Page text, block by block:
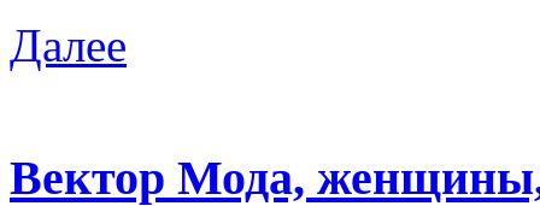
Далее
Вектор Мода,